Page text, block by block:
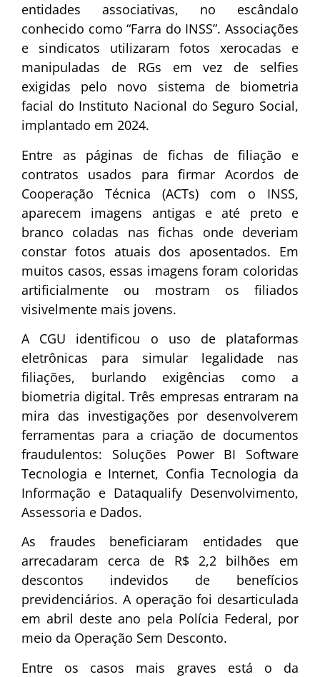
entidades associativas, no escândalo
conhecido como “Farra do INSS”. Associações
e sindicatos utilizaram fotos xerocadas e
manipuladas de RGs em vez de selfies
exigidas pelo novo sistema de biometria
facial do Instituto Nacional do Seguro Social,
implantado em 2024.
Entre as páginas de fichas de filiação e
contratos usados para firmar Acordos de
Cooperação Técnica (ACTs) com o INSS,
aparecem imagens antigas e até preto e
branco coladas nas fichas onde deveriam
constar fotos atuais dos aposentados. Em
muitos casos, essas imagens foram coloridas
artificialmente ou mostram os filiados
visivelmente mais jovens.
A CGU identificou o uso de plataformas
eletrônicas para simular legalidade nas
filiações, burlando exigências como a
biometria digital. Três empresas entraram na
mira das investigações por desenvolverem
ferramentas para a criação de documentos
fraudulentos: Soluções Power BI Software
Tecnologia e Internet, Confia Tecnologia da
Informação e Dataqualify Desenvolvimento,
Assessoria e Dados.
As fraudes beneficiaram entidades que
arrecadaram cerca de R$ 2,2 bilhões em
descontos indevidos de benefícios
previdenciários. A operação foi desarticulada
em abril deste ano pela Polícia Federal, por
meio da Operação Sem Desconto.
Entre os casos mais graves está o da